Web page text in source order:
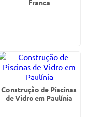
Franca
Construção de Piscinas
de Vidro em Paulínia